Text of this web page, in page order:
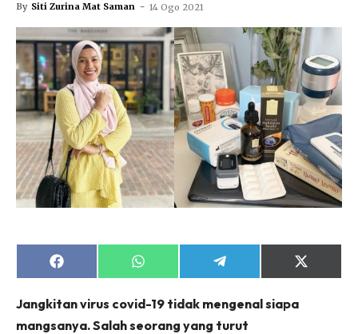
Glow Up Rapi
Hub Ideaktiv
By Siti Zurina Mat Saman - 14 Ogo 2021
Share
on
Share
on
Share
on
Share
on
Jangkitan virus covid-19 tidak mengenal siapa
mangsanya. Salah seorang yang turut